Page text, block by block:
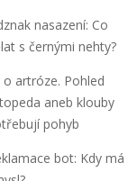
nasazení: Co
s černými nehty?
o artróze. Pohled
aneb klouby
pohyb
bot: Kdy má